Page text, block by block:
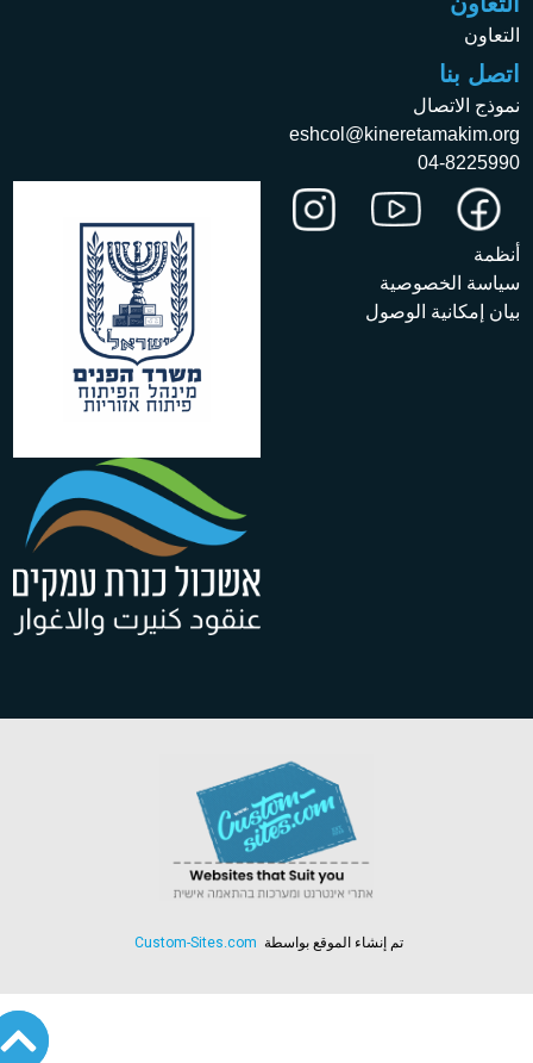
التعاون
اتصل بنا
نموذج الاتصال
eshcol@kineretamakim.org
04-8225990
أنظمة
سياسة الخصوصية
بيان إمكانية الوصول
تم إنشاء الموقع بواسطةCustom-Sites.com